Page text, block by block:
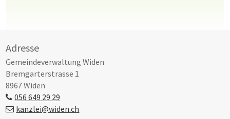
Footer
Adresse
Gemeindeverwaltung Widen
Bremgarterstrasse 1
8967 Widen
056 649 29 29
kanzlei@widen.ch